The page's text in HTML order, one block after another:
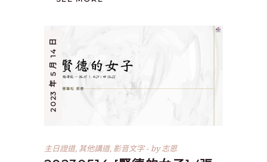
2023 年 5 月 14 日
主日證道, 其他講道, 影音文字 by志恩